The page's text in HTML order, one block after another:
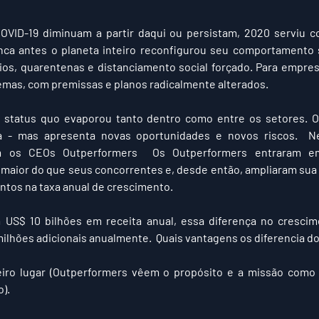
19 diminuam a partir daqui ou persistam, 2020 serviu
antes o planeta inteiro reconfigurou seu comportamento
quarentenas e distanciamento social forçado. Para
com premissas e planos radicalmente alterados.
status quo evaporou tanto dentro como entre os setores.
- mas apresenta novas oportunidades e novos riscos.
os CEOs Outperformers  Os Outperformers entraram
do que seus concorrentes e, desde então, ampliaram
na taxa anual de crescimento.
US$ 10 bilhões em receita anual, essa diferença no
adicionais anualmente.  Quais vantagens os diferencia
lugar (Outperformers vêem o propósito e a missão